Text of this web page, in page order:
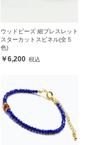
ウッドビーズ 細ブレスレット
スターカットスピネル(全５
色)
6,200